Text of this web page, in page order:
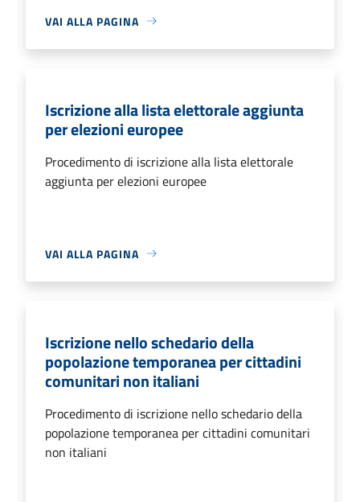
VAI ALLA PAGINA
Iscrizione alla lista elettorale aggiunta
per elezioni europee
Procedimento di iscrizione alla lista elettorale
aggiunta per elezioni europee
VAI ALLA PAGINA
Iscrizione nello schedario della
popolazione temporanea per cittadini
comunitari non italiani
Procedimento di iscrizione nello schedario della
popolazione temporanea per cittadini comunitari
non italiani